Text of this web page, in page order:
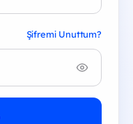
Şifremi Unuttum?